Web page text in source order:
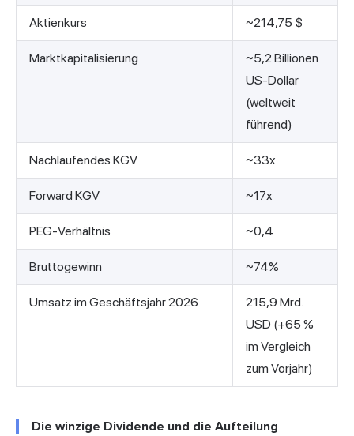
Aktienkurs ~214,75 $
Marktkapitalisierung
~5,2 Billionen
US-Dollar
(weltweit
führend)
Nachlaufendes KGV ~33x
Forward KGV ~17x
PEG-Verhältnis ~0,4
Bruttogewinn ~74%
Umsatz im Geschäftsjahr 2026
215,9 Mrd.
USD (+65 %
im Vergleich
zum Vorjahr)
Die winzige Dividende und die Aufteilung